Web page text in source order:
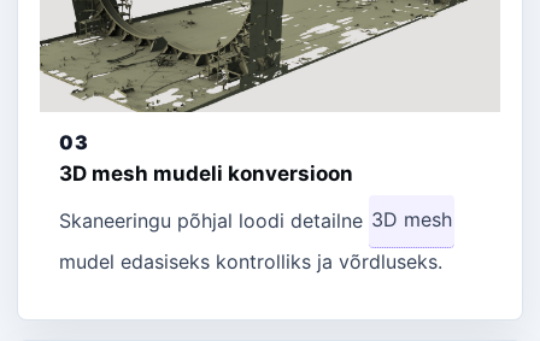
03
3D mesh mudeli konversioon
Skaneeringu põhjal loodi detailne 3D mesh
mudel edasiseks kontrolliks ja võrdluseks.